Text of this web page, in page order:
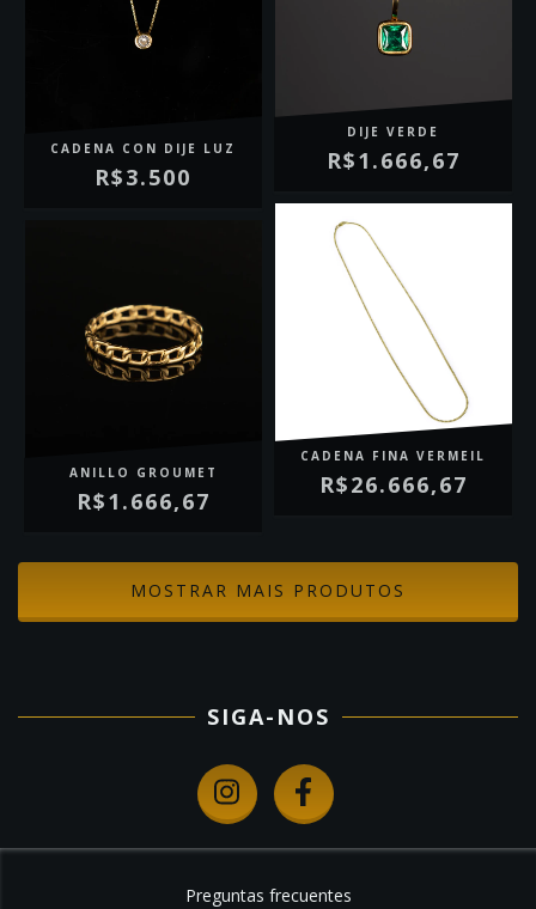
CADENA CON DIJE LUZ
R$3.500
DIJE VERDE
R$1.666,67
ANILLO GROUMET
R$1.666,67
CADENA FINA VERMEIL
R$26.666,67
MOSTRAR MAIS PRODUTOS
SIGA-NOS
Preguntas frecuentes